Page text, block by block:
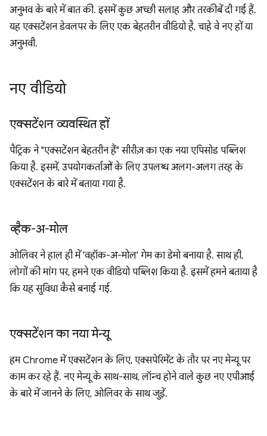
अनुभव के बारे में बात की. इसमें कुछ अच्छी सलाह और तरकीबें दी गई हैं.
यह एक्सटेंशन डेवलपर के लिए एक बेहतरीन वीडियो है, चाहे वे नए हों या
अनुभवी.
नए वीडियो
एक्सटेंशन व्यवस्थित हों
पैट्रिक ने "एक्सटेंशन बेहतरीन हैं" सीरीज़ का एक नया एपिसोड पब्लिश
किया है. इसमें, उपयोगकर्ताओं के लिए उपलब्ध अलग-अलग तरह के
एक्सटेंशन के बारे में बताया गया है.
व्हैक-अ-मोल
ओलिवर ने हाल ही में 'वहॉक-अ-मोल' गेम का डेमो बनाया है. साथ ही,
लोगों की मांग पर, हमने एक वीडियो पब्लिश किया है. इसमें हमने बताया है
कि यह सुविधा कैसे बनाई गई.
एक्सटेंशन का नया मेन्यू
हम Chrome में एक्सटेंशन के लिए, एक्सपेरिमेंट के तौर पर नए मेन्यू पर
काम कर रहे हैं. नए मेन्यू के साथ-साथ, लॉन्च होने वाले कुछ नए एपीआई
के बारे में जानने के लिए, ओलिवर के साथ जुड़ें.